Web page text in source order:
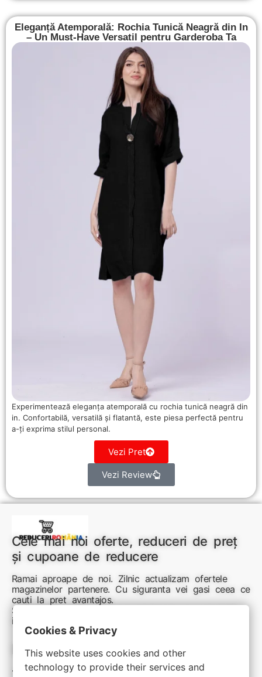
Eleganță Atemporală: Rochia Tunică Neagră din In
– Un Must-Have Versatil pentru Garderoba Ta
Experimentează eleganța atemporală cu rochia tunică neagră din
in. Confortabilă, versatilă și flatantă, este piesa perfectă pentru
a-ți exprima stilul personal.
Vezi Pret
Vezi Review
Cele mai noi oferte, reduceri de preț
și cupoane de reducere
Ramai aproape de noi. Zilnic actualizam ofertele
magazinelor partenere. Cu siguranta vei gasi ceea ce
cauti la pret avantajos.
Sunteti aici pentru reduceri inteligente si cumpărături
inspirate
Link-uri utile:
Termeni si conditii
Cookies & Privacy
This website uses cookies and other
technology to provide their services and